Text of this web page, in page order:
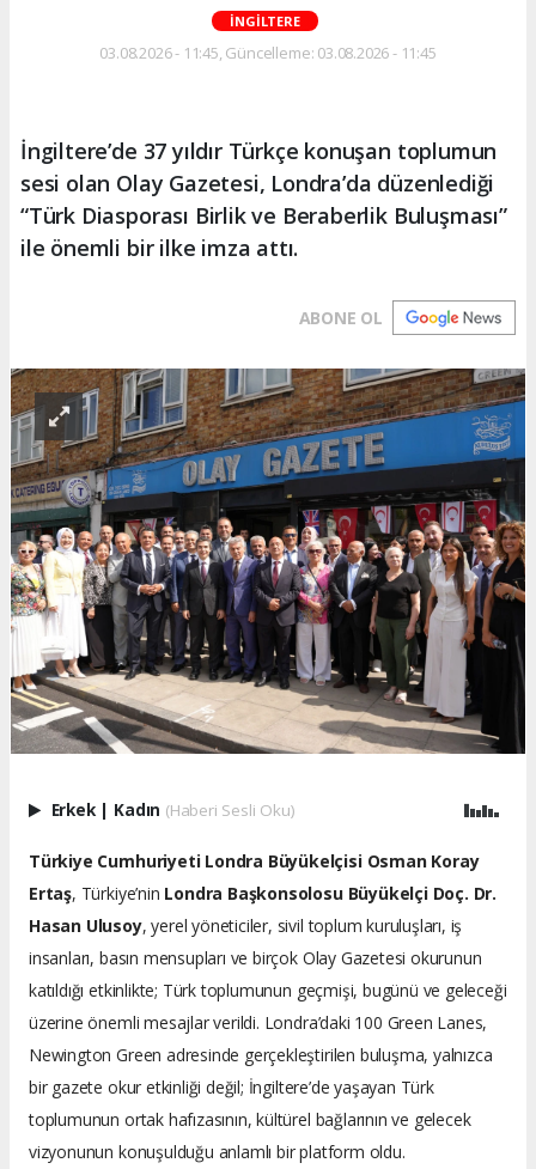
İNGİLTERE
03.08.2026 - 11:45, Güncelleme: 03.08.2026 - 11:45
İngiltere’de 37 yıldır Türkçe konuşan toplumun
sesi olan Olay Gazetesi, Londra’da düzenlediği
“Türk Diasporası Birlik ve Beraberlik Buluşması”
ile önemli bir ilke imza attı.
ABONE OL
Erkek | Kadın (Haberi Sesli Oku)
Türkiye Cumhuriyeti Londra Büyükelçisi Osman Koray
Ertaş, Türkiye’nin Londra Başkonsolosu Büyükelçi Doç. Dr.
Hasan Ulusoy, yerel yöneticiler, sivil toplum kuruluşları, iş
insanları, basın mensupları ve birçok Olay Gazetesi okurunun
katıldığı etkinlikte; Türk toplumunun geçmişi, bugünü ve geleceği
üzerine önemli mesajlar verildi. Londra’daki 100 Green Lanes,
Newington Green adresinde gerçekleştirilen buluşma, yalnızca
bir gazete okur etkinliği değil; İngiltere’de yaşayan Türk
toplumunun ortak hafızasının, kültürel bağlarının ve gelecek
vizyonunun konuşulduğu anlamlı bir platform oldu.